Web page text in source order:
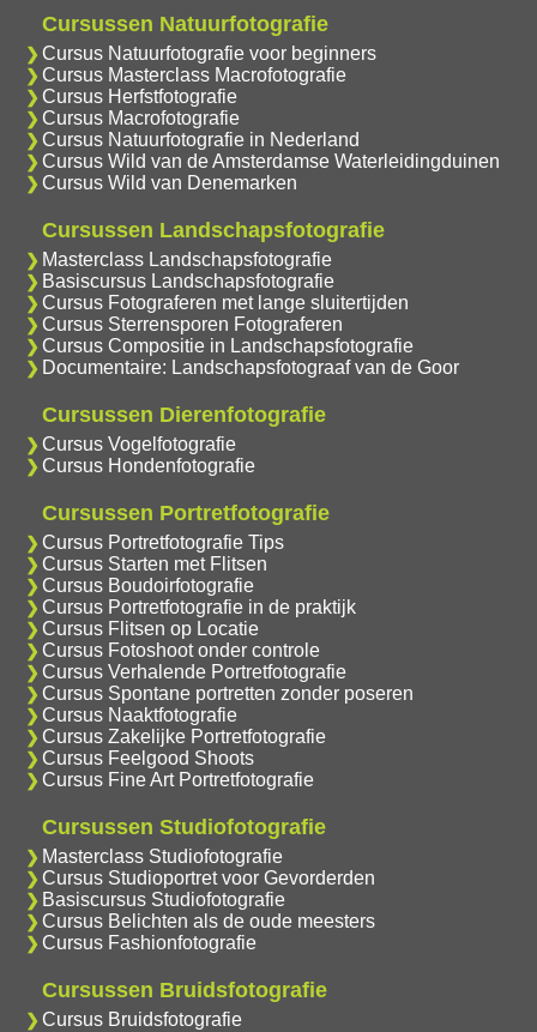
Cursussen Natuurfotografie
Cursus Natuurfotografie voor beginners
Cursus Masterclass Macrofotografie
Cursus Herfstfotografie
Cursus Macrofotografie
Cursus Natuurfotografie in Nederland
Cursus Wild van de Amsterdamse Waterleidingduinen
Cursus Wild van Denemarken
Cursussen Landschapsfotografie
Masterclass Landschapsfotografie
Basiscursus Landschapsfotografie
Cursus Fotograferen met lange sluitertijden
Cursus Sterrensporen Fotograferen
Cursus Compositie in Landschapsfotografie
Documentaire: Landschapsfotograaf van de Goor
Cursussen Dierenfotografie
Cursus Vogelfotografie
Cursus Hondenfotografie
Cursussen Portretfotografie
Cursus Portretfotografie Tips
Cursus Starten met Flitsen
Cursus Boudoirfotografie
Cursus Portretfotografie in de praktijk
Cursus Flitsen op Locatie
Cursus Fotoshoot onder controle
Cursus Verhalende Portretfotografie
Cursus Spontane portretten zonder poseren
Cursus Naaktfotografie
Cursus Zakelijke Portretfotografie
Cursus Feelgood Shoots
Cursus Fine Art Portretfotografie
Cursussen Studiofotografie
Masterclass Studiofotografie
Cursus Studioportret voor Gevorderden
Basiscursus Studiofotografie
Cursus Belichten als de oude meesters
Cursus Fashionfotografie
Cursussen Bruidsfotografie
Cursus Bruidsfotografie